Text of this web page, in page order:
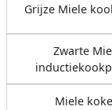
Grijze Miele
Zwarte
Miele